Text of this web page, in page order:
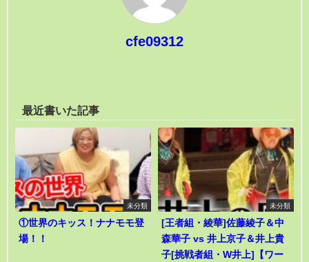
cfe09312
最近書いた記事
未分類
①世界のキッス！ナナモモ登
場！！
未分類
[王者組・綾華]佐藤綾子＆中
森華子 vs 井上京子＆井上貴
子[挑戦者組・W井上]【ワー